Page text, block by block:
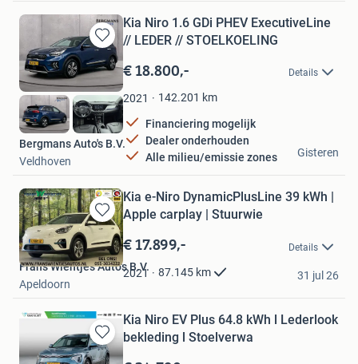
Bewaren
in
Mijn
Favorieten
Kia Niro 1.6 GDi PHEV ExecutiveLine
// LEDER // STOELKOELING
€ 18.800,- Details
2021 142.201 km
Financiering mogelijk
Dealer onderhouden
Alle milieu/emissie zones
Bergmans Auto's B.V.
Veldhoven
Gisteren
Bewaren
in
Mijn
Favorieten
Kia e-Niro DynamicPlusLine 39 kWh |
Apple carplay | Stuurwie
€ 17.899,- Details
2021 87.145 km
Frans Wientjes Auto's B.V.
Apeldoorn
31 jul 26
Bewaren
in
Kia Niro EV Plus 64.8 kWh l Lederlook
bekleding l Stoelverwa